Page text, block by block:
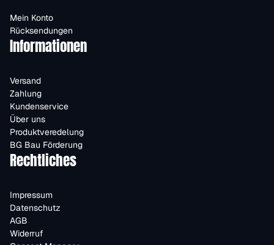
Mein Konto
Rücksendungen
Informationen
Versand
Zahlung
Kundenservice
Über uns
Produktveredelung
BG Bau Förderung
Rechtliches
Impressum
Datenschutz
AGB
Widerruf